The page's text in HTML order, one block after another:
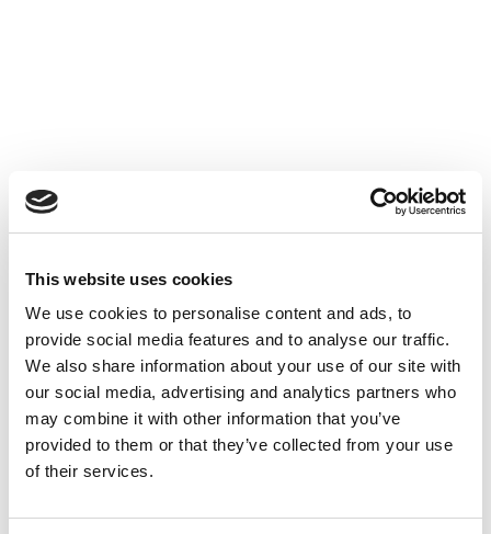
This website uses cookies
We use cookies to personalise content and ads, to
provide social media features and to analyse our traffic.
We also share information about your use of our site with
our social media, advertising and analytics partners who
may combine it with other information that you’ve
provided to them or that they’ve collected from your use
of their services.